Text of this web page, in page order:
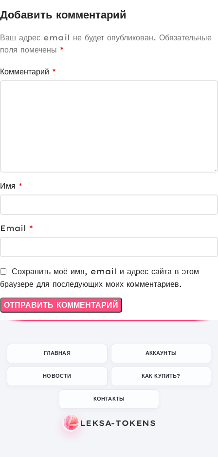
Добавить комментарий
Ваш адрес email не будет опубликован. Обязательные
поля помечены *
Комментарий *
Имя *
Email *
Сохранить моё имя, email и адрес сайта в этом
браузере для последующих моих комментариев.
ГЛАВНАЯ АККАУНТЫ
НОВОСТИ КАК КУПИТЬ?
КОНТАКТЫ